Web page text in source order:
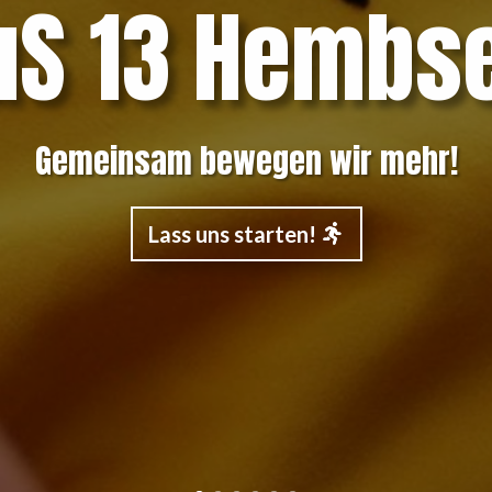
13
Gemeinsam bewegen wir mehr!
Lass uns starten!